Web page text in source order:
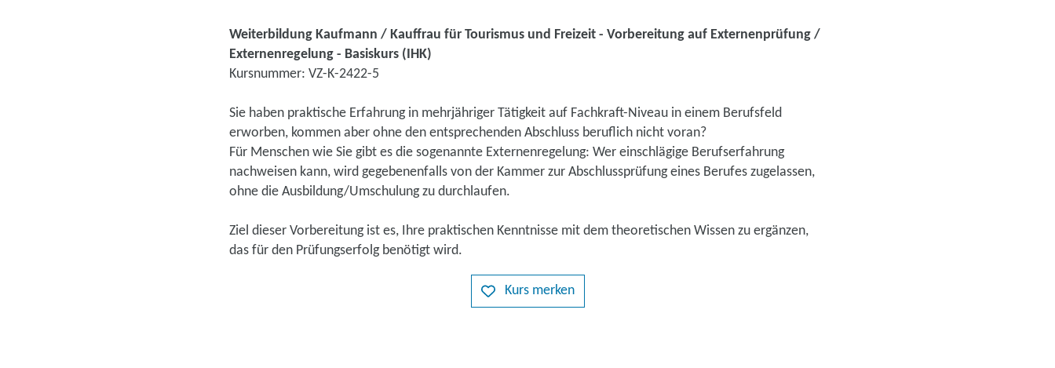
Weiterbildung Kaufmann / Kauffrau für Tourismus und Freizeit - Vorbereitung auf Externenprüfung /
Externenregelung - Basiskurs (IHK)
Kursnummer: VZ-K-2422-5
Sie haben praktische Erfahrung in mehrjähriger Tätigkeit auf Fachkraft-Niveau in einem Berufsfeld
erworben, kommen aber ohne den entsprechenden Abschluss beruflich nicht voran?
Für Menschen wie Sie gibt es die sogenannte Externenregelung: Wer einschlägige Berufserfahrung
nachweisen kann, wird gegebenenfalls von der Kammer zur Abschlussprüfung eines Berufes zugelassen,
ohne die Ausbildung/Umschulung zu durchlaufen.
Ziel dieser Vorbereitung ist es, Ihre praktischen Kenntnisse mit dem theoretischen Wissen zu ergänzen,
das für den Prüfungserfolg benötigt wird.
Kurs merken